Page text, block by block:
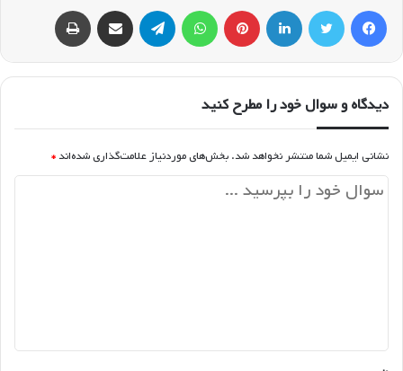
فیسبوک توییتر لینکداین پینتریست تلگرام اشتراک گذاری با ایمیل
دیدگاه و سوال خود را مطرح کنید
نشانی ایمیل شما منتشر نخواهد شد. بخش‌های موردنیاز علامت‌گذاری شده‌اند *
*